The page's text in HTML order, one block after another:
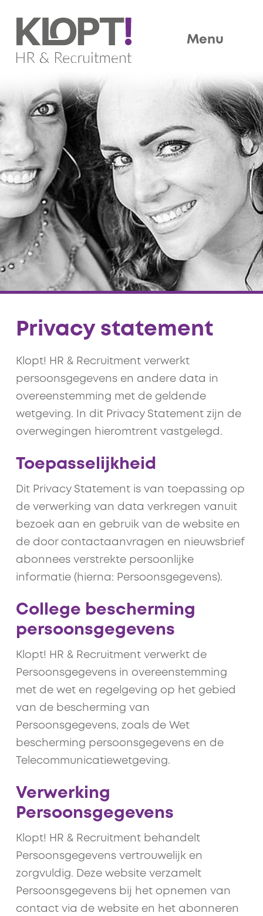
Home
Werkgever
Werkzoekenden
Vacatures
Over ons
Blogs
Whitepaper
Reviews
Contact
Menu
Privacy statement
Klopt! HR & Recruitment verwerkt
persoonsgegevens en andere data in
overeenstemming met de geldende
wetgeving. In dit Privacy Statement zijn de
overwegingen hieromtrent vastgelegd.
Toepasselijkheid
Dit Privacy Statement is van toepassing op
de verwerking van data verkregen vanuit
bezoek aan en gebruik van de website en
de door contactaanvragen en nieuwsbrief
abonnees verstrekte persoonlijke
informatie (hierna: Persoonsgegevens).
College bescherming
persoonsgegevens
Klopt! HR & Recruitment verwerkt de
Persoonsgegevens in overeenstemming
met de wet en regelgeving op het gebied
van de bescherming van
Persoonsgegevens, zoals de Wet
bescherming persoonsgegevens en de
Telecommunicatiewetgeving.
Verwerking
Persoonsgegevens
Klopt! HR & Recruitment behandelt
Persoonsgegevens vertrouwelijk en
zorgvuldig. Deze website verzamelt
Persoonsgegevens bij het opnemen van
contact via de website en het abonneren